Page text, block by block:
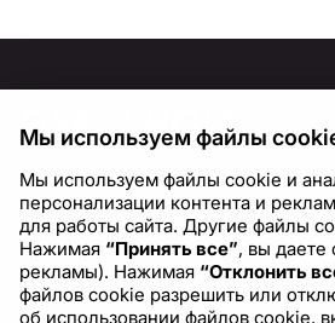
Мы используем файлы
Мы используем файлы cookie и
персонализации контента и
для работы сайта. Другие файлы
Нажимая “Принять все”, вы даете
рекламы). Нажимая “Отклонить
файлов cookie разрешить или
об использовании файлов cookie,